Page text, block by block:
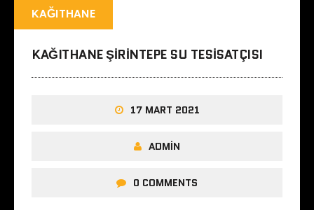
KAĞITHANE
KAĞITHANE ŞIRINTEPE SU TESISATÇISI
17 MART 2021
ADMIN
0 COMMENTS